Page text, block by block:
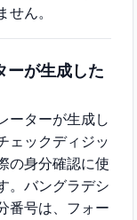
ん。
ーが生成した
ーターが生成し
ェックディジッ
の身分確認に使
。バングラデシ
番号は、フォー